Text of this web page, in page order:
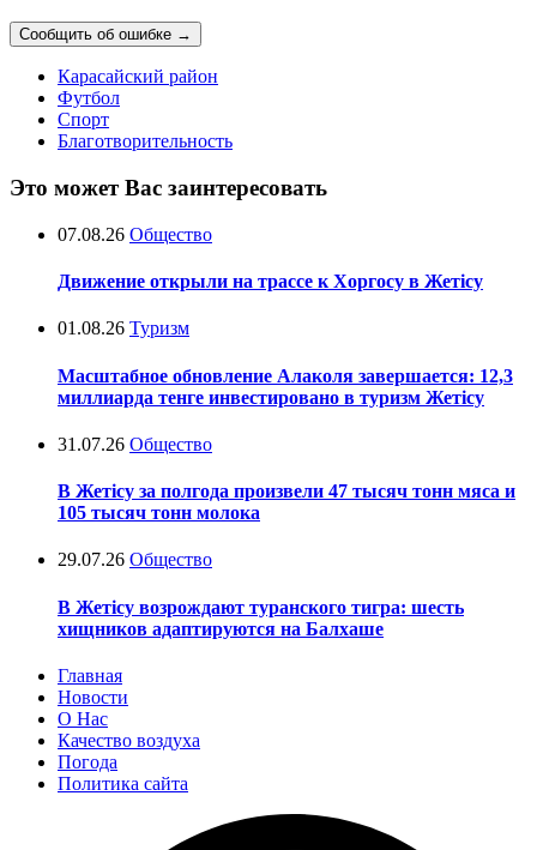
Сообщить об ошибке →
Карасайский район
Футбол
Спорт
Благотворительность
Это может Вас заинтересовать
07.08.26 Общество
Движение открыли на трассе к Хоргосу в Жетісу
01.08.26 Туризм
Масштабное обновление Алаколя завершается: 12,3
миллиарда тенге инвестировано в туризм Жетісу
31.07.26 Общество
В Жетісу за полгода произвели 47 тысяч тонн мяса и
105 тысяч тонн молока
29.07.26 Общество
В Жетісу возрождают туранского тигра: шесть
хищников адаптируются на Балхаше
Главная
Новости
О Нас
Качество воздуха
Погода
Политика сайта